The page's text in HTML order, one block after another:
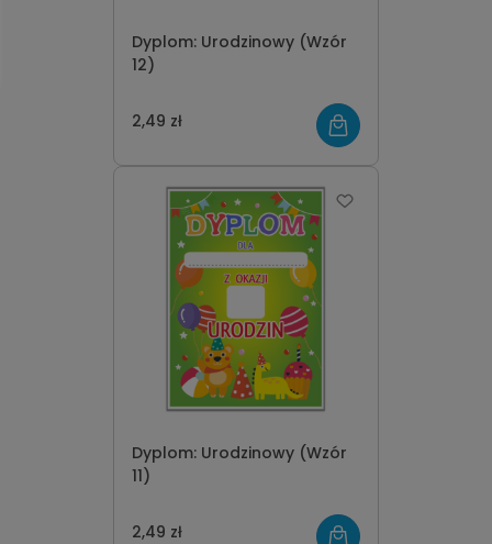
Dyplom: Urodzinowy (Wzór
12)
2,49 zł
Dyplom: Urodzinowy (Wzór
11)
2,49 zł